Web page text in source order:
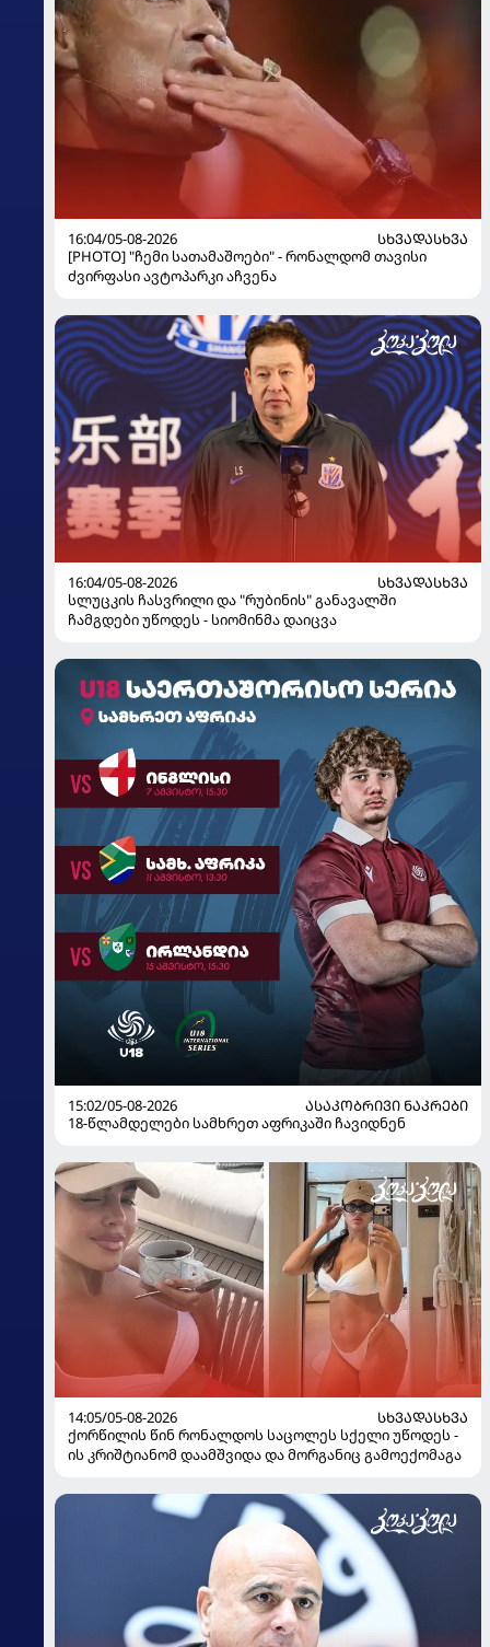
16:04/05-08-2026
ᲡᲮᲕᲐᲓᲐᲡᲮᲕᲐ
[PHOTO] "ჩემი სათამაშოები" - რონალდომ თავისი
ძვირფასი ავტოპარკი აჩვენა
16:04/05-08-2026
ᲡᲮᲕᲐᲓᲐᲡᲮᲕᲐ
სლუცკის ჩასვრილი და "რუბინის" განავალში
ჩამგდები უწოდეს - სიომინმა დაიცვა
15:02/05-08-2026
ᲐᲡᲐᲙᲝᲑᲠᲘᲕᲘ ᲜᲐᲙᲠᲔᲑᲘ
18-წლამდელები სამხრეთ აფრიკაში ჩავიდნენ
14:05/05-08-2026
ᲡᲮᲕᲐᲓᲐᲡᲮᲕᲐ
ქორწილის წინ რონალდოს საცოლეს სქელი უწოდეს -
ის კრიშტიანომ დაამშვიდა და მორგანიც გამოექომაგა